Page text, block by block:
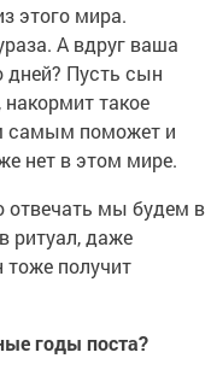
этого мира.
А вдруг ваша
дней? Пусть сын
накормит такое
самым поможет и
нет в этом мире.
отвечать мы будем в
ритуал, даже
получит
годы поста?